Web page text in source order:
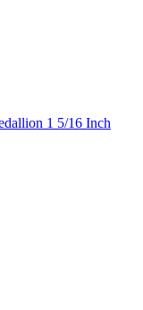
1 5/16 Inch